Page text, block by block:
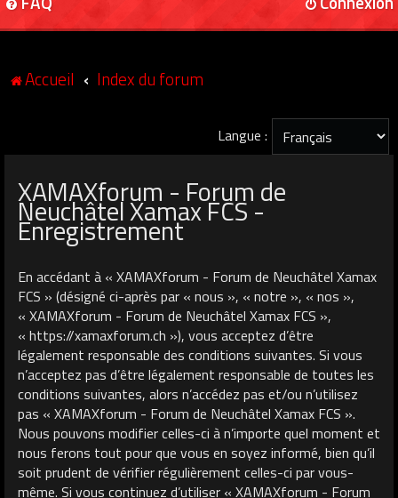
Accueil Index du forum
Langue :
XAMAXforum - Forum de
Neuchâtel Xamax FCS -
Enregistrement
En accédant à « XAMAXforum - Forum de Neuchâtel Xamax
FCS » (désigné ci-après par « nous », « notre », « nos »,
« XAMAXforum - Forum de Neuchâtel Xamax FCS »,
« https://xamaxforum.ch »), vous acceptez d’être
légalement responsable des conditions suivantes. Si vous
n’acceptez pas d’être légalement responsable de toutes les
conditions suivantes, alors n’accédez pas et/ou n’utilisez
pas « XAMAXforum - Forum de Neuchâtel Xamax FCS ».
Nous pouvons modifier celles-ci à n’importe quel moment et
nous ferons tout pour que vous en soyez informé, bien qu’il
soit prudent de vérifier régulièrement celles-ci par vous-
même. Si vous continuez d’utiliser « XAMAXforum - Forum